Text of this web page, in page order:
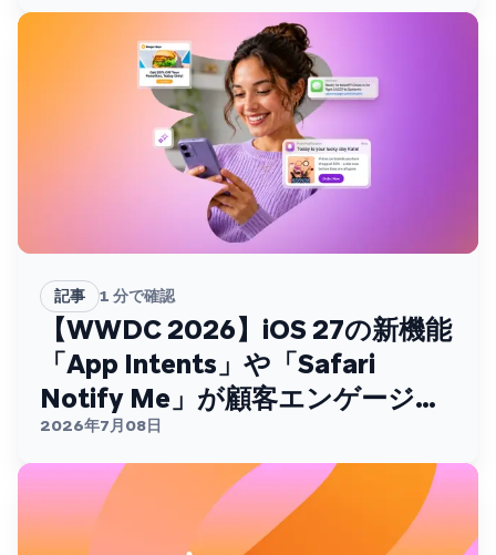
記事 1 分で確認
【WWDC 2026】iOS 27の新機能
「App Intents」や「Safari
Notify Me」が顧客エンゲージメ
ントを変える
2026年7月08日